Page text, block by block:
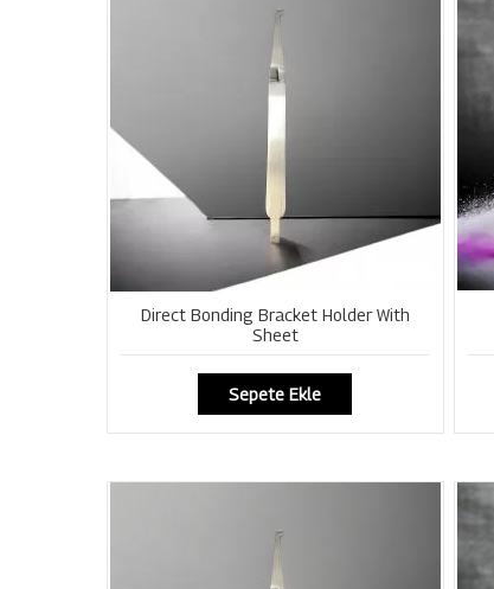
Direct Bonding Bracket Holder With
Sheet
Sepete Ekle